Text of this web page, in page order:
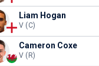
Liam Hogan
V (C)
Cameron Coxe
V (R)